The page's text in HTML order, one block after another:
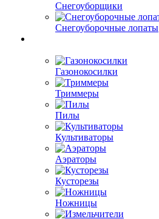
Снегоуборщики
Снегоуборочные лопаты
Газонокосилки
Триммеры
Пилы
Культиваторы
Аэраторы
Кусторезы
Ножницы